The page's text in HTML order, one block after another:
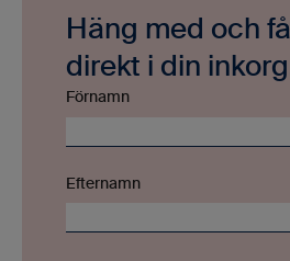
Häng med och
direkt i din
Förnamn
Efternamn